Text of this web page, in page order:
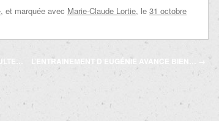
, et marquée avec Marie-Claude Lortie, le 31 octobre
L’ENTRAINEMENT D’EUGÉNIE AVANCE BIEN… →